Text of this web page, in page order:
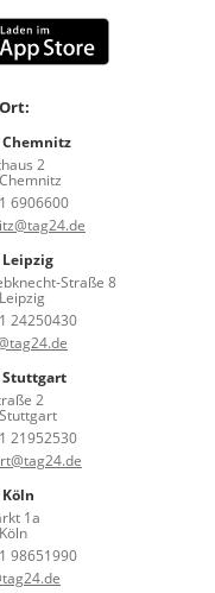
Chemnitz
2
6906600
Leipzig
Straße 8
24250430
Stuttgart
2
21952530
Köln
1a
98651990